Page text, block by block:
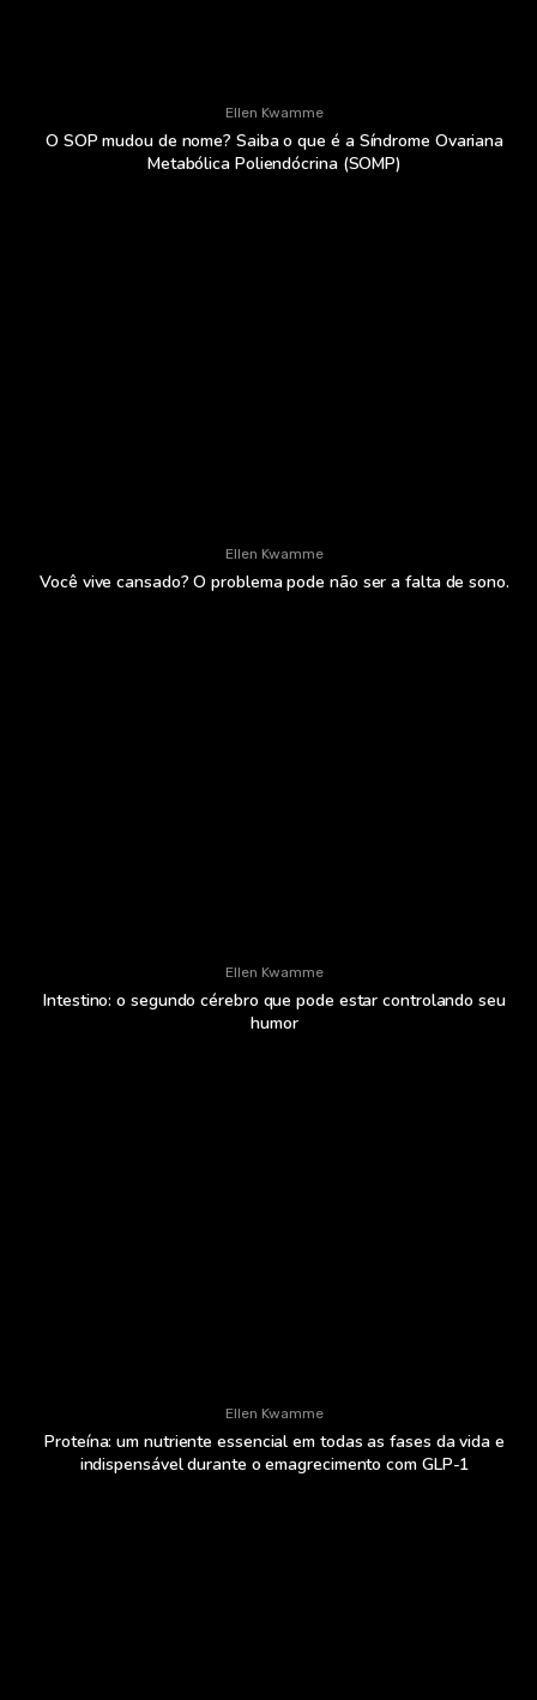
Ellen Kwamme
O SOP mudou de nome? Saiba o que é a Síndrome Ovariana
Metabólica Poliendócrina (SOMP)
Ellen Kwamme
Você vive cansado? O problema pode não ser a falta de sono.
Ellen Kwamme
Intestino: o segundo cérebro que pode estar controlando seu
humor
Ellen Kwamme
Proteína: um nutriente essencial em todas as fases da vida e
indispensável durante o emagrecimento com GLP-1